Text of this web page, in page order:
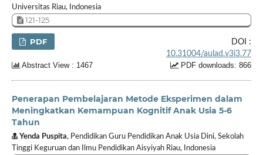
Universitas Riau, Indonesia
121-125
PDF
DOI :
10.31004/aulad.v3i3.77
Abstract View : 1467
PDF downloads: 866
Penerapan Pembelajaran Metode Eksperimen dalam
Meningkatkan Kemampuan Kognitif Anak Usia 5-6
Tahun
Yenda Puspita, Pendidikan Guru Pendidikan Anak Usia Dini, Sekolah
Tinggi Keguruan dan Ilmu Pendidikan Aisyiyah Riau, Indonesia